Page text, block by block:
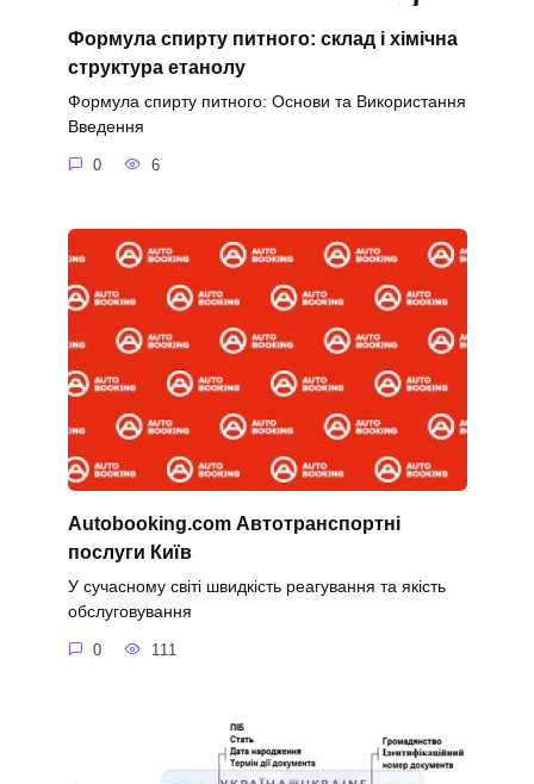
Формула спирту питного: склад і хімічна
структура етанолу
Формула спирту питного: Основи та Використання
Введення
0 6
Autobooking.com Автотранспортні
послуги Київ
У сучасному світі швидкість реагування та якість
обслуговування
0 111